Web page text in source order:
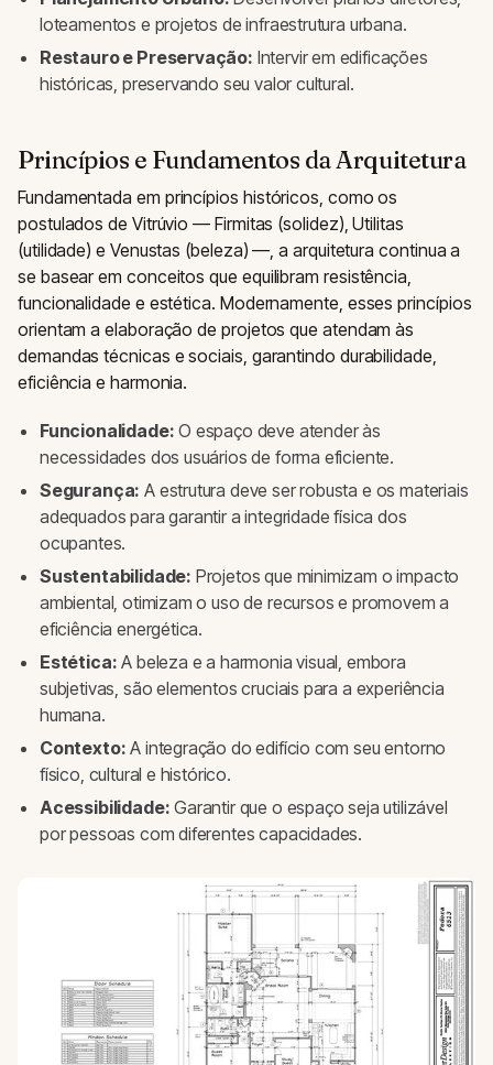
loteamentos e projetos de infraestrutura urbana.
Restauro e Preservação: Intervir em edificações
históricas, preservando seu valor cultural.
Princípios e Fundamentos da Arquitetura
Fundamentada em princípios históricos, como os
postulados de Vitrúvio — Firmitas (solidez), Utilitas
(utilidade) e Venustas (beleza) —, a arquitetura continua a
se basear em conceitos que equilibram resistência,
funcionalidade e estética. Modernamente, esses princípios
orientam a elaboração de projetos que atendam às
demandas técnicas e sociais, garantindo durabilidade,
eficiência e harmonia.
Funcionalidade: O espaço deve atender às
necessidades dos usuários de forma eficiente.
Segurança: A estrutura deve ser robusta e os materiais
adequados para garantir a integridade física dos
ocupantes.
Sustentabilidade: Projetos que minimizam o impacto
ambiental, otimizam o uso de recursos e promovem a
eficiência energética.
Estética: A beleza e a harmonia visual, embora
subjetivas, são elementos cruciais para a experiência
humana.
Contexto: A integração do edifício com seu entorno
físico, cultural e histórico.
Acessibilidade: Garantir que o espaço seja utilizável
por pessoas com diferentes capacidades.